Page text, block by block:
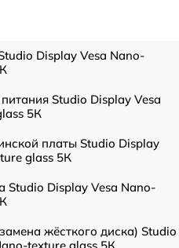
Display Vesa Nano-
Studio Display Vesa
5К
платы Studio Display
glass 5К
Studio Display Vesa Nano-
жёсткого диска) Studio